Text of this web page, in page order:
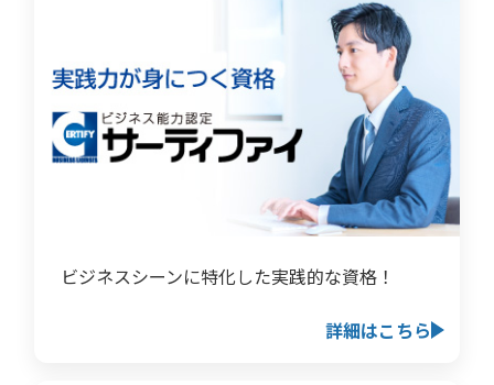
ビジネスシーンに特化した実践的な資格！
詳細はこちら